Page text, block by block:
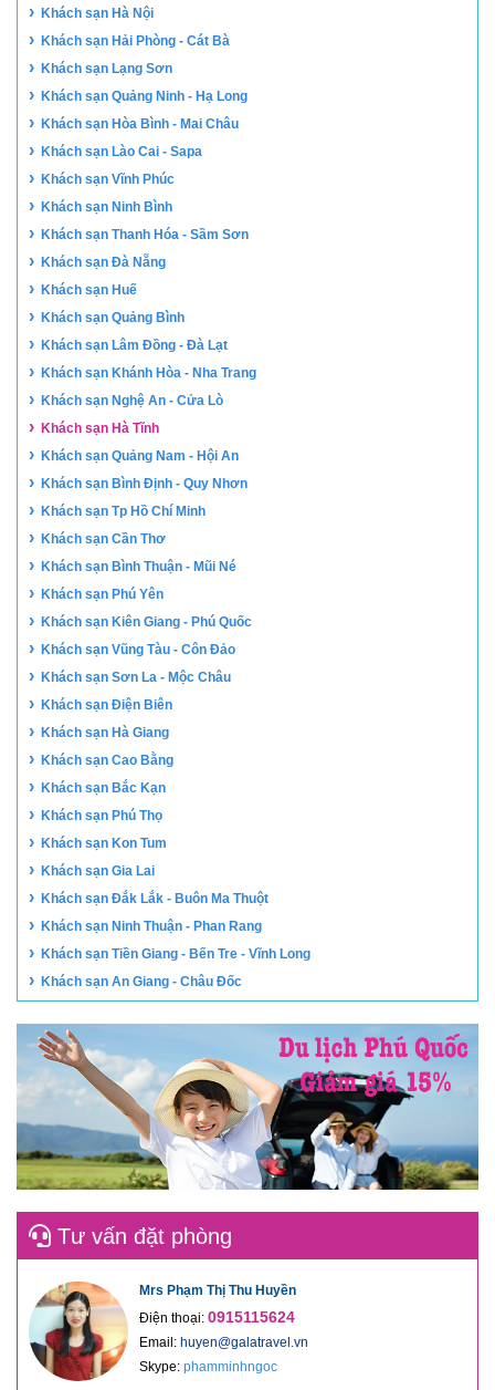
› Khách sạn Hà Nội
› Khách sạn Hải Phòng - Cát Bà
› Khách sạn Lạng Sơn
› Khách sạn Quảng Ninh - Hạ Long
› Khách sạn Hòa Bình - Mai Châu
› Khách sạn Lào Cai - Sapa
› Khách sạn Vĩnh Phúc
› Khách sạn Ninh Bình
› Khách sạn Thanh Hóa - Sầm Sơn
› Khách sạn Đà Nẵng
› Khách sạn Huế
› Khách sạn Quảng Bình
› Khách sạn Lâm Đồng - Đà Lạt
› Khách sạn Khánh Hòa - Nha Trang
› Khách sạn Nghệ An - Cửa Lò
› Khách sạn Hà Tĩnh
› Khách sạn Quảng Nam - Hội An
› Khách sạn Bình Định - Quy Nhơn
› Khách sạn Tp Hồ Chí Minh
› Khách sạn Cần Thơ
› Khách sạn Bình Thuận - Mũi Né
› Khách sạn Phú Yên
› Khách sạn Kiên Giang - Phú Quốc
› Khách sạn Vũng Tàu - Côn Đảo
› Khách sạn Sơn La - Mộc Châu
› Khách sạn Điện Biên
› Khách sạn Hà Giang
› Khách sạn Cao Bằng
› Khách sạn Bắc Kạn
› Khách sạn Phú Thọ
› Khách sạn Kon Tum
› Khách sạn Gia Lai
› Khách sạn Đắk Lắk - Buôn Ma Thuột
› Khách sạn Ninh Thuận - Phan Rang
› Khách sạn Tiền Giang - Bến Tre - Vĩnh Long
› Khách sạn An Giang - Châu Đốc
Tư vấn đặt phòng
Mrs Phạm Thị Thu Huyền
Điện thoại: 0915115624
Email: huyen@galatravel.vn
Skype: phamminhngoc